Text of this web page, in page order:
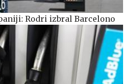
Rodri izbral Barcelono